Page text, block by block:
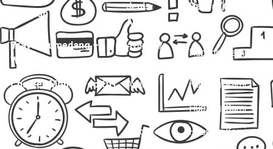
Layanan
Jenis
Armada
Harga (One
Travel Sumedang –
Wonogiri
Avanza /
Innova
Hubungi Kami
Charter Mobil Drop Off Avanza Hubungi Kami
Hubungi Kami
Hiace Hubungi Kami